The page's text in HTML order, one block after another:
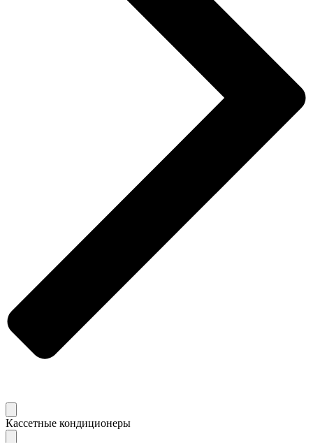
Кассетные кондиционеры